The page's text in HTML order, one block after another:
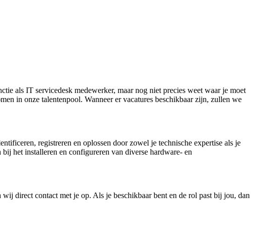
als IT servicedesk medewerker, maar nog niet precies weet waar je moet
in onze talentenpool. Wanneer er vacatures beschikbaar zijn, zullen we
registreren en oplossen door zowel je technische expertise als je
het installeren en configureren van diverse hardware- en
direct contact met je op. Als je beschikbaar bent en de rol past bij jou, dan